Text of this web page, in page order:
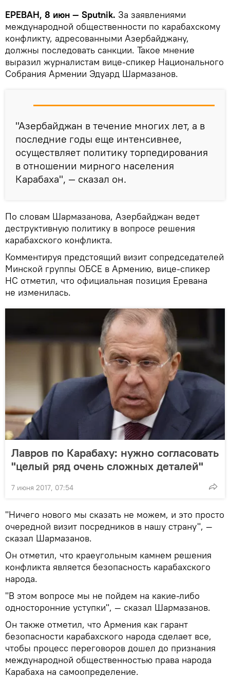
ЕРЕВАН, 8 июн — Sputnik. За заявлениями
международной общественности по карабахскому
конфликту, адресованными Азербайджану,
должны последовать санкции. Такое мнение
выразил журналистам вице-спикер Национального
Собрания Армении Эдуард Шармазанов.
"Азербайджан в течение многих лет, а в
последние годы еще интенсивнее,
осуществляет политику торпедирования
в отношении мирного населения
Карабаха", — сказал он.
По словам Шармазанова, Азербайджан ведет
деструктивную политику в вопросе решения
карабахского конфликта.
Комментируя предстоящий визит сопредседателей
Минской группы ОБСЕ в Армению, вице-спикер
НС отметил, что официальная позиция Еревана
не изменилась.
Лавров по Карабаху: нужно согласовать
"целый ряд очень сложных деталей"
7 июня 2017, 07:54
"Ничего нового мы сказать не можем, и это просто
очередной визит посредников в нашу страну", —
сказал Шармазанов.
Он отметил, что краеугольным камнем решения
конфликта является безопасность карабахского
народа.
"В этом вопросе мы не пойдем на какие-либо
односторонние уступки", — сказал Шармазанов.
Он также отметил, что Армения как гарант
безопасности карабахского народа сделает все,
чтобы процесс переговоров дошел до признания
международной общественностью права народа
Карабаха на самоопределение.